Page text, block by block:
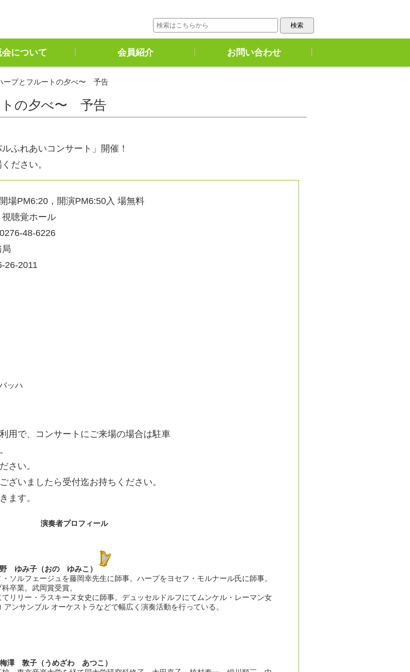
コンテンツに移動
会について 会員紹介 お問い合わせ
プとフルートの夕べ〜 予告
の夕べ〜 予告
ふれあいコンサート」開催！
ださい。
場PM6:20，開演PM6:50入 場無料
聴覚ホール
48-6226
26-2011
ッハ
用で、コンサートにご来場の場合は駐車
さい。
いましたら受付迄お持ちください。
ます。
演奏者プロフィール
ゆみ子（おの ゆみこ）
ソルフェージュを藤岡幸先生に師事。ハープをヨセフ・モルナール氏に師事。
卒業。武岡賞受賞。
リリー・ラスキーヌ女史に師事。デュッセルドルフにてムンケル・レーマン女
アンサンブル オーケストラなどで幅広く演奏活動を行っている。
敦子（うめざわ あつこ）